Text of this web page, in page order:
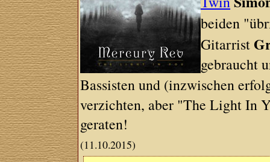
beiden
Gitarrist
gebraucht
Bassisten und (inzwischen
verzichten, aber "The Light In
geraten!
(11.10.2015)